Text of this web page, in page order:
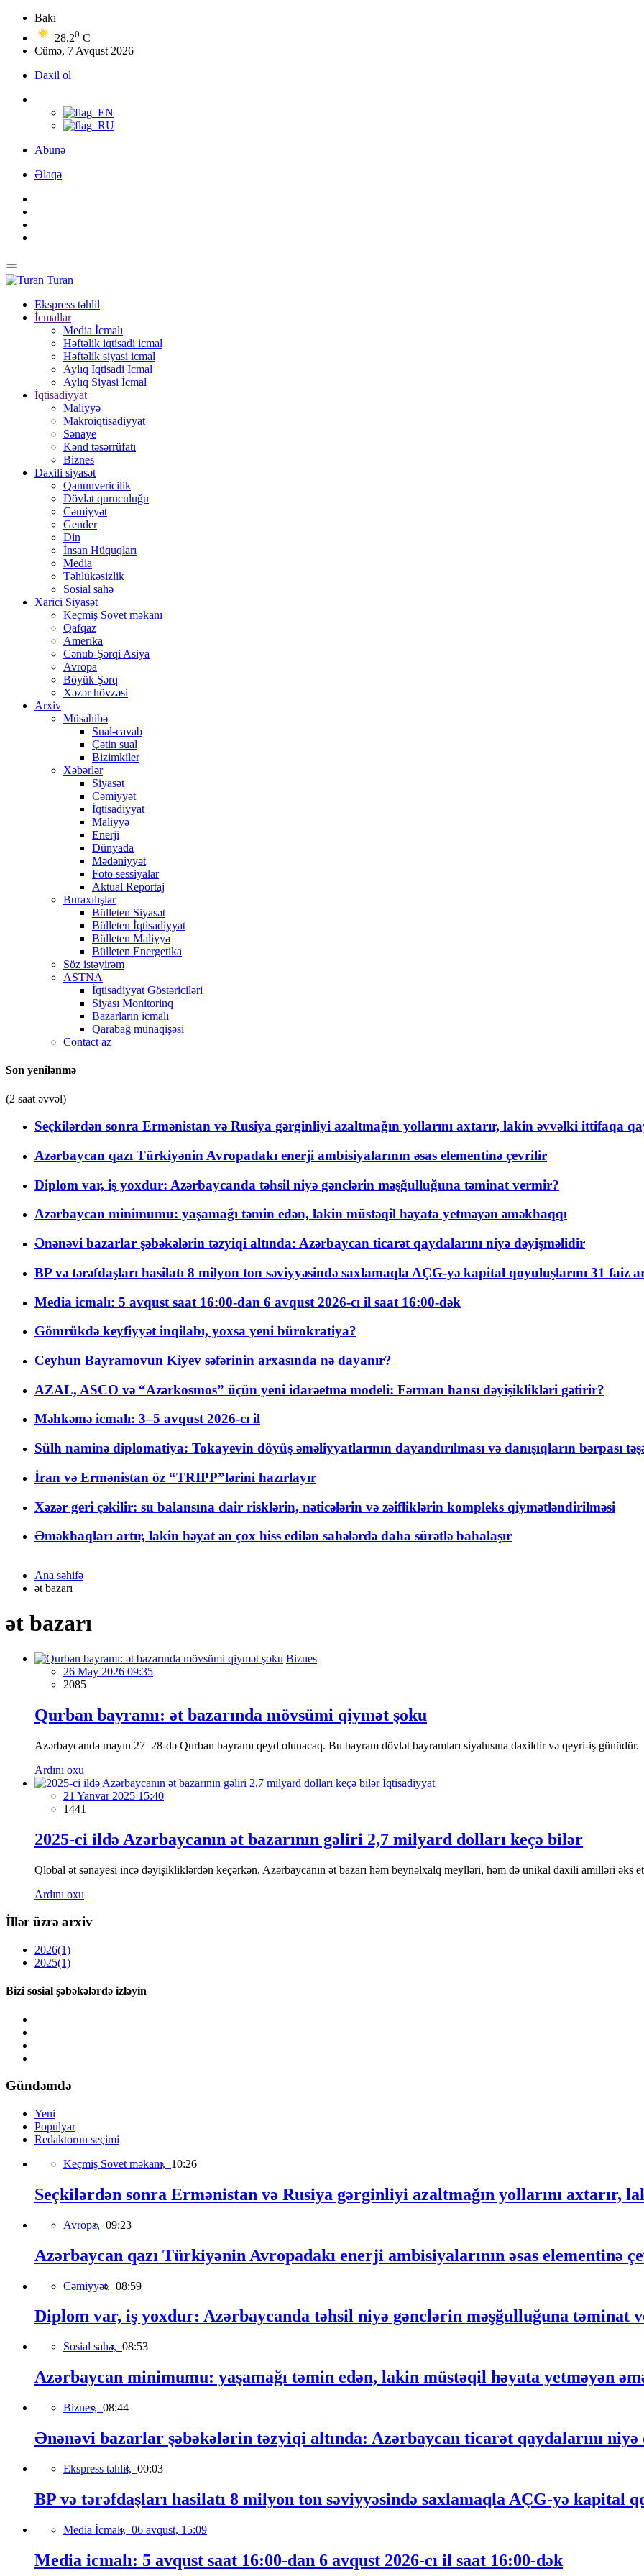
Bakı
28.20 C
Cümə, 7 Avqust 2026
Daxil ol
Abunə
Əlaqə
Turan
Ekspress təhlil
İcmallar
Media İcmalı
Həftəlik iqtisadi icmal
Həftəlik siyasi icmal
Aylıq İqtisadi İcmal
Aylıq Siyasi İcmal
İqtisadiyyat
Maliyyə
Makroiqtisadiyyat
Sənaye
Kənd təsərrüfatı
Biznes
Daxili siyasət
Qanunvericilik
Dövlət quruculuğu
Cəmiyyət
Gender
Din
İnsan Hüquqları
Media
Təhlükəsizlik
Sosial sahə
Xarici Siyasət
Keçmiş Sovet məkanı
Qafqaz
Amerika
Cənub-Şərqi Asiya
Avropa
Böyük Şərq
Xəzər hövzəsi
Arxiv
Müsahibə
Sual-cavab
Çətin sual
Bizimkiler
Xəbərlər
Siyasət
Cəmiyyət
İqtisadiyyat
Maliyyə
Enerji
Dünyada
Mədəniyyət
Foto sessiyalar
Aktual Reportaj
Buraxılışlar
Bülleten Siyasət
Bülleten İqtisadiyyat
Bülleten Maliyyə
Bülleten Energetika
Söz istəyirəm
ASTNA
İqtisadiyyat Göstəriciləri
Siyası Monitorinq
Bazarların icmalı
Qarabağ münaqişəsi
Contact az
Son yenilənmə
(2 saat əvvəl)
Seçkilərdən sonra Ermənistan və Rusiya gərginliyi azaltmağın yollarını axtarır, lakin əvvəlki ittifaqa
Azərbaycan qazı Türkiyənin Avropadakı enerji ambisiyalarının əsas elementinə çevrilir
Diplom var, iş yoxdur: Azərbaycanda təhsil niyə gənclərin məşğulluğuna təminat vermir?
Azərbaycan minimumu: yaşamağı təmin edən, lakin müstəqil həyata yetməyən əməkhaqqı
Ənənəvi bazarlar şəbəkələrin təzyiqi altında: Azərbaycan ticarət qaydalarını niyə dəyişməlidir
BP və tərəfdaşları hasilatı 8 milyon ton səviyyəsində saxlamaqla AÇG-yə kapital qoyuluşlarını 31 faiz
Media icmalı: 5 avqust saat 16:00-dan 6 avqust 2026-cı il saat 16:00-dək
Gömrükdə keyfiyyət inqilabı, yoxsa yeni bürokratiya?
Ceyhun Bayramovun Kiyev səfərinin arxasında nə dayanır?
AZAL, ASCO və “Azərkosmos” üçün yeni idarəetmə modeli: Fərman hansı dəyişiklikləri gətirir?
Məhkəmə icmalı: 3–5 avqust 2026-cı il
Sülh naminə diplomatiya: Tokayevin döyüş əməliyyatlarının dayandırılması və danışıqların bərpası
İran və Ermənistan öz “TRIPP”lərini hazırlayır
Xəzər geri çəkilir: su balansına dair risklərin, nəticələrin və zəifliklərin kompleks qiymətləndirilməsi
Əməkhaqları artır, lakin həyat ən çox hiss edilən sahələrdə daha sürətlə bahalaşır
Ana səhifə
ət bazarı
ət bazarı
Biznes
26 May 2026 09:35
2085
Qurban bayramı: ət bazarında mövsümi qiymət şoku
Azərbaycanda mayın 27–28-də Qurban bayramı qeyd olunacaq. Bu bayram dövlət bayramları siyahısına daxildir və qeyri-iş günüdür.
Ardını oxu
İqtisadiyyat
21 Yanvar 2025 15:40
1441
2025-ci ildə Azərbaycanın ət bazarının gəliri 2,7 milyard dolları keçə bilər
Qlobal ət sənayesi incə dəyişikliklərdən keçərkən, Azərbaycanın ət bazarı həm beynəlxalq meylləri, həm də unikal daxili amilləri əks
Ardını oxu
İllər üzrə arxiv
2026(1)
2025(1)
Bizi sosial şəbəkələrdə izləyin
Gündəmdə
Yeni
Populyar
Redaktorun seçimi
Keçmiş Sovet məkanı, 10:26
Seçkilərdən sonra Ermənistan və Rusiya gərginliyi azaltmağın yollarını axtarır,
Avropa, 09:23
Azərbaycan qazı Türkiyənin Avropadakı enerji ambisiyalarının əsas elementinə
Cəmiyyət, 08:59
Diplom var, iş yoxdur: Azərbaycanda təhsil niyə gənclərin məşğulluğuna təminat
Sosial sahə, 08:53
Azərbaycan minimumu: yaşamağı təmin edən, lakin müstəqil həyata yetməyən
Biznes, 08:44
Ənənəvi bazarlar şəbəkələrin təzyiqi altında: Azərbaycan ticarət qaydalarını
Ekspress təhlil, 00:03
BP və tərəfdaşları hasilatı 8 milyon ton səviyyəsində saxlamaqla AÇG-yə kapital
Media İcmalı, 06 avqust, 15:09
Media icmalı: 5 avqust saat 16:00-dan 6 avqust 2026-cı il saat 16:00-dək